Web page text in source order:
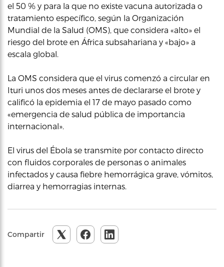
el 50 % y para la que no existe vacuna autorizada o
tratamiento específico, según la Organización
Mundial de la Salud (OMS), que considera «alto» el
riesgo del brote en África subsahariana y «bajo» a
escala global.
La OMS considera que el virus comenzó a circular en
Ituri unos dos meses antes de declararse el brote y
calificó la epidemia el 17 de mayo pasado como
«emergencia de salud pública de importancia
internacional».
El virus del Ébola se transmite por contacto directo
con fluidos corporales de personas o animales
infectados y causa fiebre hemorrágica grave, vómitos,
diarrea y hemorragias internas.
Compartir